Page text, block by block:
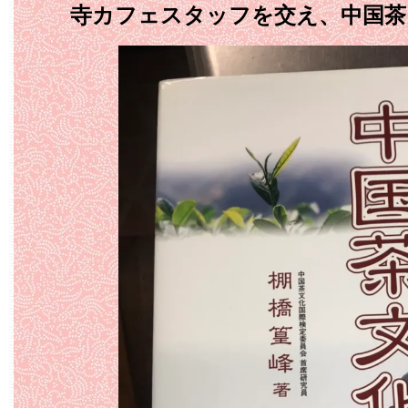
寺カフェスタッフを交え、中国